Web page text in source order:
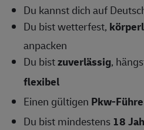
Du kannst dich auf
Du bist wetterfest,
anpacken
Du bistzuverlässig,
flexibel
Einen gültigen Pkw-
Du bist mindestens 18